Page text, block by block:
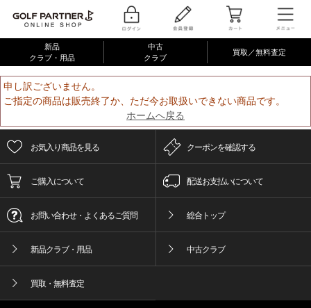
新品
クラブ・用品
中古
クラブ
買取／無料査定
申し訳ございません。
ご指定の商品は販売終了か、ただ今お取扱いできない商品です。
ホームへ戻る
お気入り商品を見る クーポンを確認する
ご購入について 配送お支払いについて
お問い合わせ・よくあるご質問 総合トップ
新品クラブ・用品 中古クラブ
買取・無料査定